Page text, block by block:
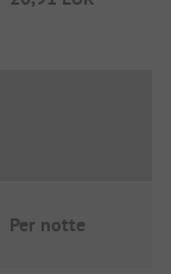
Per notte